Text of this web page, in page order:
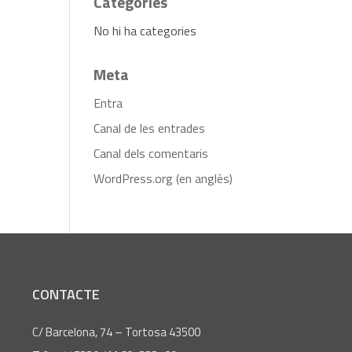
No hi ha categories
Meta
Entra
Canal de les entrades
Canal dels comentaris
WordPress.org (en anglès)
CONTACTE
C/ Barcelona, 74 – Tortosa 43500